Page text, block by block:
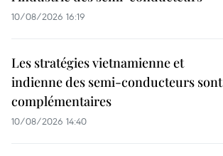
10/08/2026 16:19
Les stratégies vietnamienne et
indienne des semi-conducteurs sont
complémentaires
10/08/2026 14:40